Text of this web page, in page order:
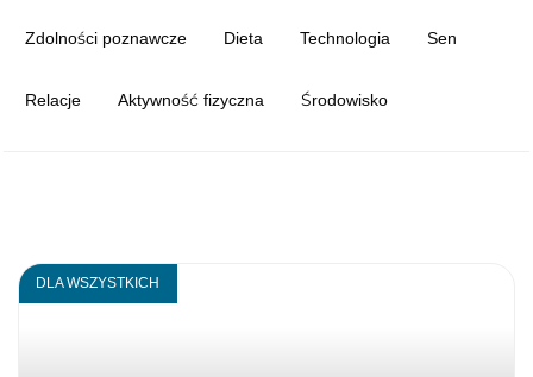
Zdolności poznawcze Dieta Technologia Sen
Relacje Aktywność fizyczna Środowisko
DLA WSZYSTKICH